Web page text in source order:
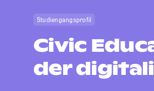
Studiengangsprofil
Civic
der